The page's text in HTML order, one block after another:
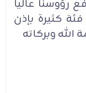
رؤوسنا عالياً
كثيرة بإذن
الله وبركاته